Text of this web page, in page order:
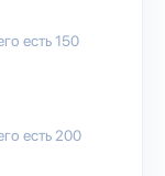
есть 150
есть 200